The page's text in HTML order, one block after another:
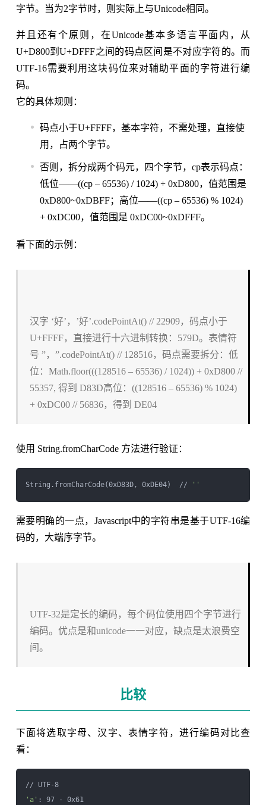
字节。当为2字节时，则实际上与Unicode相同。
并且还有个原则，在Unicode基本多语言平面内，从
U+D800到U+DFFF之间的码点区间是不对应字符的。而
UTF-16需要利用这块码位来对辅助平面的字符进行编
码。
它的具体规则：
码点小于U+FFFF，基本字符，不需处理，直接使
用，占两个字节。
否则，拆分成两个码元，四个字节，cp表示码点：
低位——((cp – 65536) / 1024) + 0xD800，值范围是
0xD800~0xDBFF；高位——((cp – 65536) % 1024)
+ 0xDC00，值范围是 0xDC00~0xDFFF。
看下面的示例：
汉字 ‘好’，’好’.codePointAt() // 22909，码点小于
U+FFFF，直接进行十六进制转换：579D。表情符
号 ”，”.codePointAt() // 128516，码点需要拆分：低
位：Math.floor(((128516 – 65536) / 1024)) + 0xD800 //
55357, 得到 D83D高位：((128516 – 65536) % 1024)
+ 0xDC00 // 56836，得到 DE04
使用 String.fromCharCode 方法进行验证：
String.fromCharCode(0xD83D, 0xDE04)  // ''
需要明确的一点，Javascript中的字符串是基于UTF-16编
码的，大端序字节。
UTF-32是定长的编码，每个码位使用四个字节进行
编码。优点是和unicode一一对应，缺点是太浪费空
间。
比较
下面将选取字母、汉字、表情字符，进行编码对比查
看：
// UTF-8
'a'
: 97 - 0x61